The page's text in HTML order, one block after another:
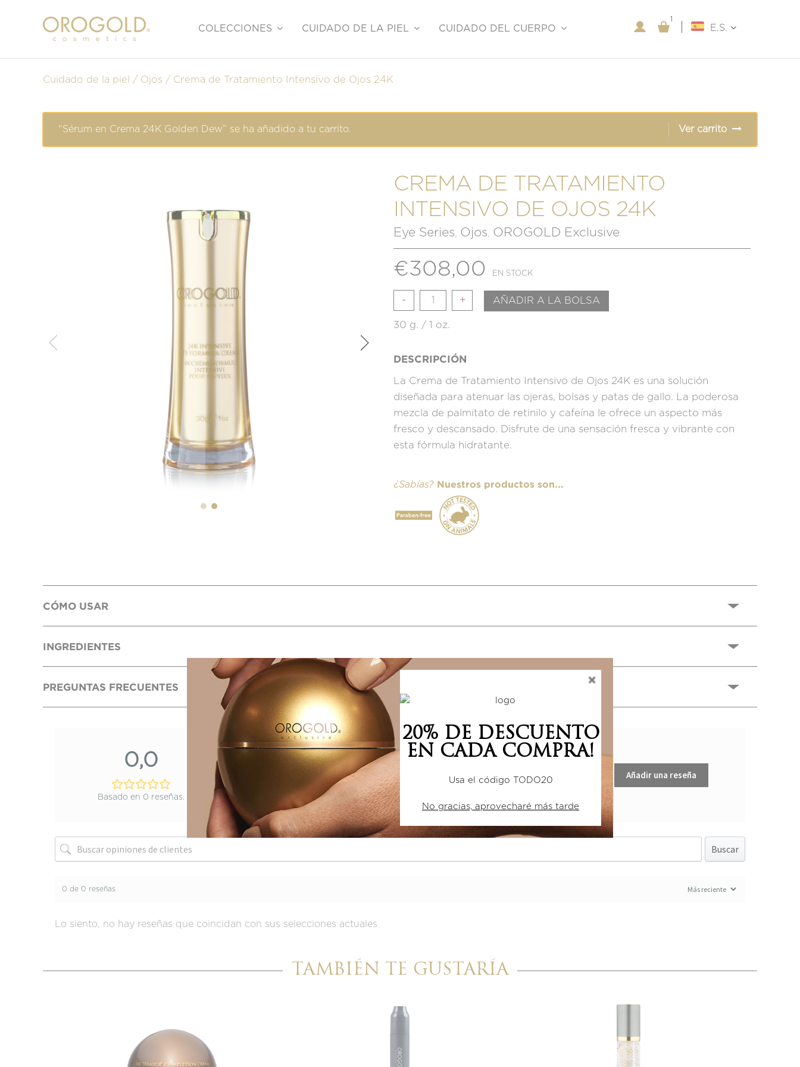
COLECCIONES CUIDADO DE LA PIEL CUIDADO DEL CUERPO
11
E.S.
Cuidado de la piel Ojos Crema de Tratamiento Intensivo de Ojos 24K
“Sérum en Crema 24K Golden Dew” se ha añadido a tu carrito. Ver carrito
CREMA DE TRATAMIENTO
INTENSIVO DE OJOS 24K
Eye Series Ojos OROGOLD Exclusive
€308,00 EN STOCK
Cantidad AÑADIR A LA BOLSA
30 g. / 1 oz.
DESCRIPCIÓN
La Crema de Tratamiento Intensivo de Ojos 24K es una solución
diseñada para atenuar las ojeras, bolsas y patas de gallo. La poderosa
mezcla de palmitato de retinilo y cafeína le ofrece un aspecto más
fresco y descansado. Disfrute de una sensación fresca y vibrante con
esta fórmula hidratante.
¿Sabías? Nuestros productos son...
CÓMO USAR
INGREDIENTES
PREGUNTAS FRECUENTES
0,0
Basado en 0 reseñas.
5 estrellas
0%
4 estrellas
0%
3 estrellas
0%
2 estrellas
1 estrella
0%
Añadir una reseña
Buscar
0 de 0 reseñas
Lo siento, no hay reseñas que coincidan con sus selecciones actuales
TAMBIÉN TE GUSTARÍA
20% DE DESCUENTO
EN CADA COMPRA!
Usa el código TODO20
No gracias, aprovecharé más tarde